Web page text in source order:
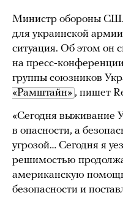
Министр обороны
для украинской
ситуация. Об этом он
на пресс-
группы союзников
«Рамштайн» , пишет
«Сегодня выживание
в опасности, а
угрозой… Сегодня я
решимостью
американскую
безопасности и